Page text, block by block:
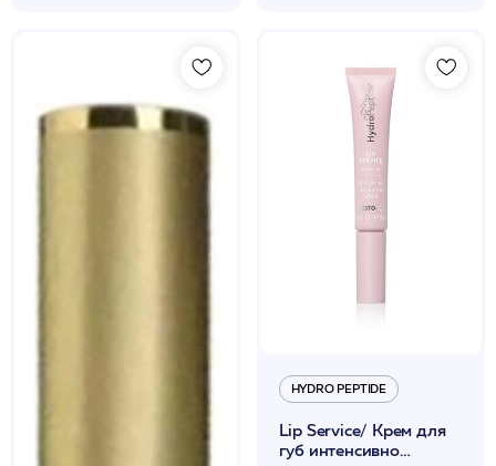
HYDRO PEPTIDE
Lip Service/ Крем для
губ интенсивно